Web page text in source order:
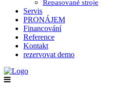
Repasované stroje
Servis
PRONÁJEM
Financování
Reference
Kontakt
rezervovat demo